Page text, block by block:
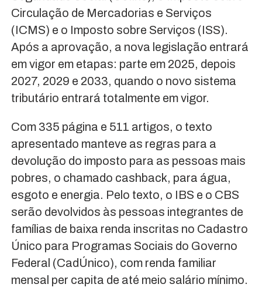
Circulação de Mercadorias e Serviços
(ICMS) e o Imposto sobre Serviços (ISS).
Após a aprovação, a nova legislação entrará
em vigor em etapas: parte em 2025, depois
2027, 2029 e 2033, quando o novo sistema
tributário entrará totalmente em vigor.
Com 335 página e 511 artigos, o texto
apresentado manteve as regras para a
devolução do imposto para as pessoas mais
pobres, o chamado cashback, para água,
esgoto e energia. Pelo texto, o IBS e o CBS
serão devolvidos às pessoas integrantes de
famílias de baixa renda inscritas no Cadastro
Único para Programas Sociais do Governo
Federal (CadÚnico), com renda familiar
mensal per capita de até meio salário mínimo.